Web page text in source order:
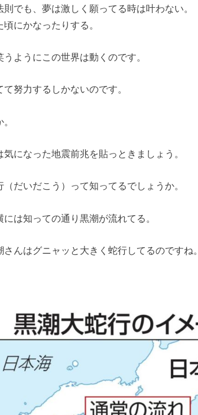
則でも、夢は激しく願ってる時は叶わない。
にかなったりする。
うようにこの世界は動くのです。
努力するしかないのです。
気になった地震前兆を貼っときましょう。
だいだこう）って知ってるでしょうか。
には知っての通り黒潮が流れてる。
さんはグニャッと大きく蛇行してるのですね。